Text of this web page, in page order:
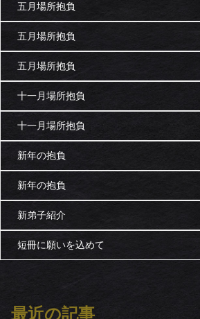
五月場所抱負
五月場所抱負
五月場所抱負
十一月場所抱負
十一月場所抱負
新年の抱負
新年の抱負
新弟子紹介
短冊に願いを込めて
最近の記事